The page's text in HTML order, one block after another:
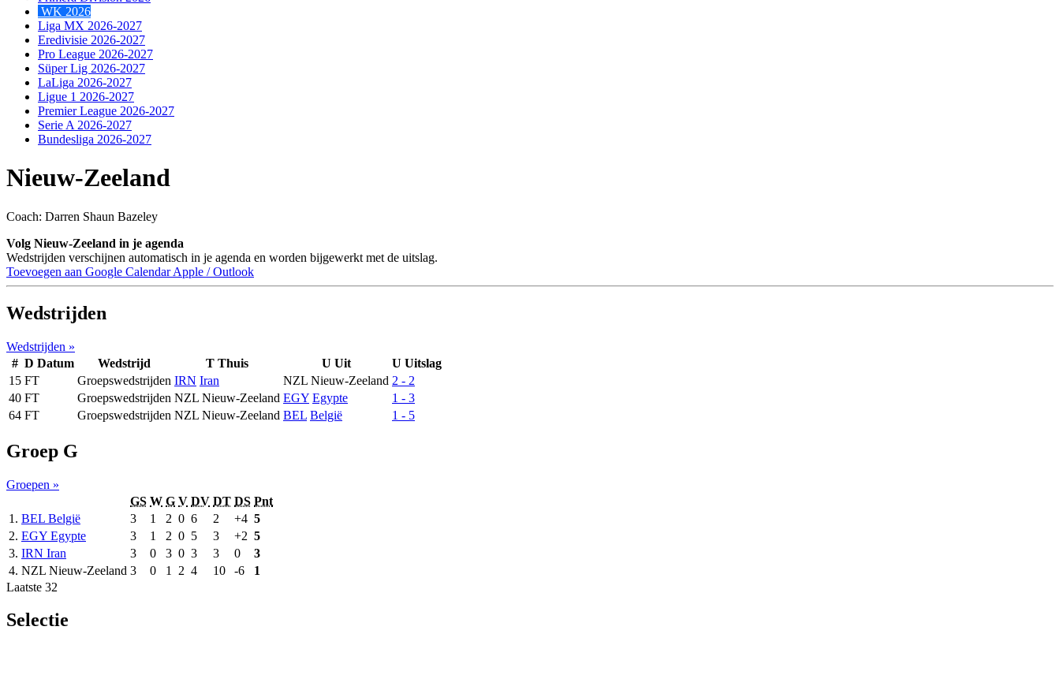
WK 2026
Liga MX 2026-2027
Eredivisie 2026-2027
Pro League 2026-2027
Süper Lig 2026-2027
LaLiga 2026-2027
Ligue 1 2026-2027
Premier League 2026-2027
Serie A 2026-2027
Bundesliga 2026-2027
Nieuw-Zeeland
Coach: Darren Shaun Bazeley
Volg Nieuw-Zeeland in je agenda
Wedstrijden verschijnen automatisch in je agenda en worden bijgewerkt met de uitslag.
Toevoegen aan Google CalendarApple / Outlook
Wedstrijden
Wedstrijden »
# D Datum Wedstrijd T Thuis U Uit U Uitslag
15 FT Groepswedstrijden IRN Iran NZL Nieuw-Zeeland 2 - 2
40 FT Groepswedstrijden NZL Nieuw-Zeeland EGY Egypte
1 - 3
64 FT Groepswedstrijden NZL Nieuw-Zeeland BEL België 1 - 5
Groep G
Groepen »
GS W G V DV DT DS Pnt
1. BEL België 3 1 2 0 6 2 +4 5
2. EGY Egypte 3 1 2 0 5 3 +2 5
3. IRN Iran 3 0 3 0 3 3 0
3
4. NZL Nieuw-Zeeland 3 0 1 2 4 10 -6
1
Laatste 32
Selectie